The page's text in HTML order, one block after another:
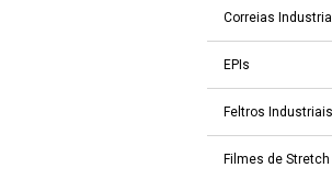
Correias
EPIs
Feltros Industriais
Filmes de Stretch